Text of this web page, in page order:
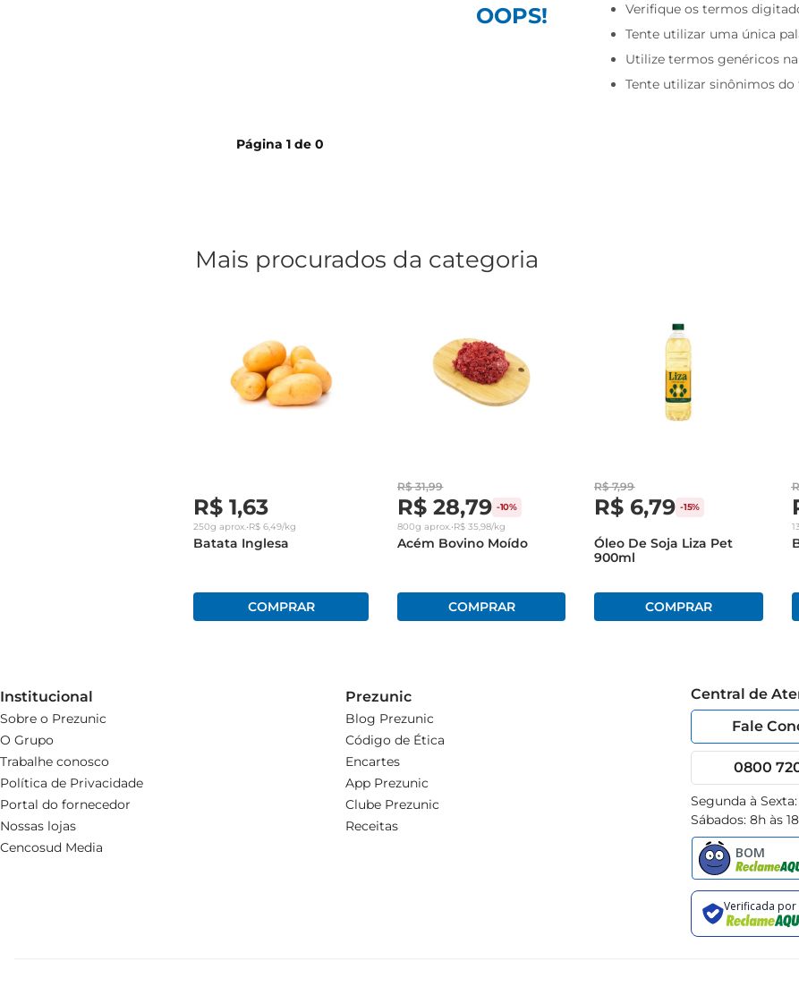
OOPS!
Verifique os termos
Tente utilizar uma única
Utilize termos genéricos na
Tente utilizar sinônimos do
Página 1 de 0
Mais procurados da categoria
R$ 1,63
250g aprox.•R$ 6,49/kg
Batata Inglesa
R$ 31,99
R$ 28,79 -10%
800g aprox.•R$ 35,98/kg
Acém Bovino Moído
R$ 7,99
R$ 6,79 -15%
Óleo De Soja Liza Pet
900ml
Institucional
Sobre o Prezunic
O Grupo
Trabalhe conosco
Política de Privacidade
Portal do fornecedor
Nossas lojas
Cencosud Media
Prezunic
Blog Prezunic
Código de Ética
Encartes
App Prezunic
Clube Prezunic
Receitas
Central de
Fale
0800 720
Segunda à
Sábados: 8h às